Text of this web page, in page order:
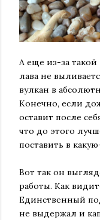
А еще из-за такой
лава не
вулкан в
Конечно, если
оставит после
что до этого
поставить в
Вот так он
работы. Как
Единственный
не выдержал и